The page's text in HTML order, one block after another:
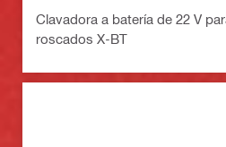
Clavadora a batería de 22 V
roscados X-BT